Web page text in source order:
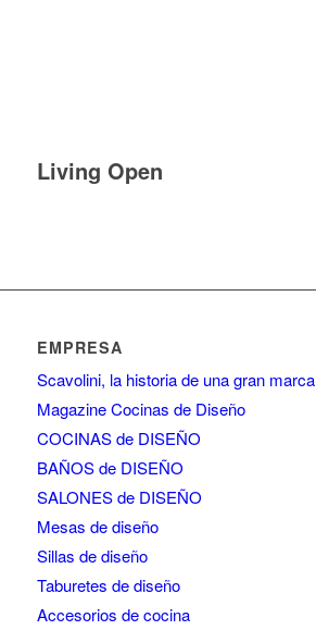
Living Open
EMPRESA
Scavolini, la historia de una gran marca
Magazine Cocinas de Diseño
COCINAS de DISEÑO
BAÑOS de DISEÑO
SALONES de DISEÑO
Mesas de diseño
Sillas de diseño
Taburetes de diseño
Accesorios de cocina